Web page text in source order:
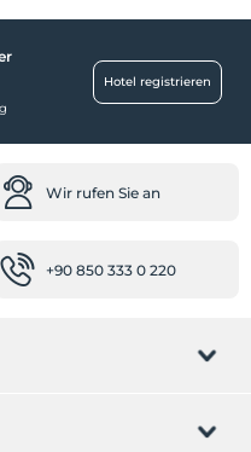
Hotel registrieren
Wir rufen Sie an
+90 850 333 0 220